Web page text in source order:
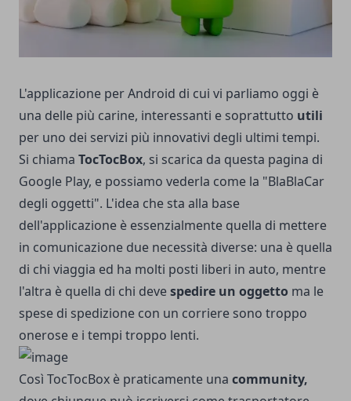
L'applicazione per Android di cui vi parliamo oggi è
una delle più carine, interessanti e soprattutto utili
per uno dei servizi più innovativi degli ultimi tempi.
Si chiama TocTocBox, si scarica da questa pagina di
Google Play, e possiamo vederla come la "BlaBlaCar
degli oggetti". L'idea che sta alla base
dell'applicazione è essenzialmente quella di mettere
in comunicazione due necessità diverse: una è quella
di chi viaggia ed ha molti posti liberi in auto, mentre
l'altra è quella di chi devespedire un oggetto ma le
spese di spedizione con un corriere sono troppo
onerose e i tempi troppo lenti.
Così TocTocBox è praticamente una community,